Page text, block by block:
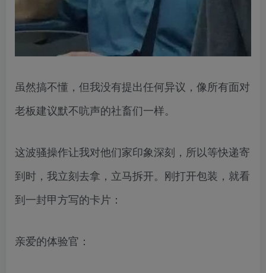
虽然搞不懂，但我没有提出任何异议，像所有面对
老板建议默不吭声的社畜们一样。
这波骚操作让我对他们家印象深刻，所以等快递寄
到时，我立刻去拿，立马拆开。刚打开包装，就看
到一封甲方写的卡片：
亲爱的体验官：